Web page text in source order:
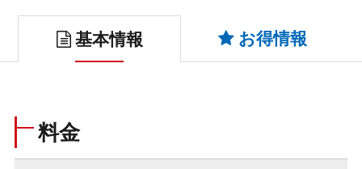
基本情報 お得情報
料金